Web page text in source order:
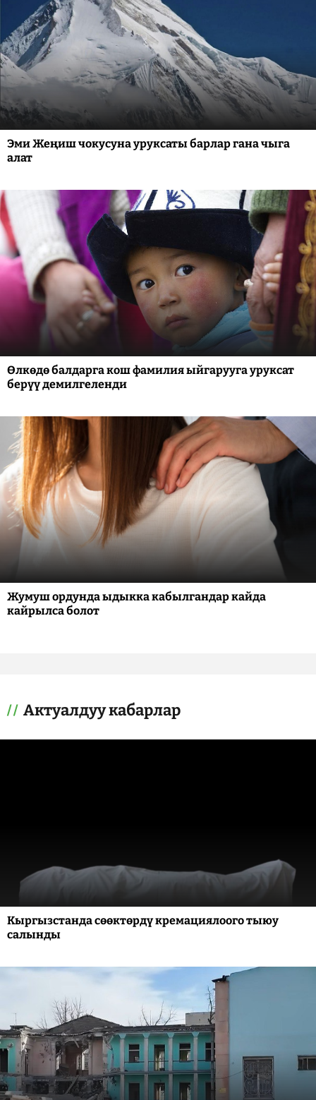
Эми Жеңиш чокусуна уруксаты барлар гана чыга
алат
Өлкөдө балдарга кош фамилия ыйгарууга уруксат
берүү демилгеленди
Жумуш ордунда ыдыкка кабылгандар кайда
кайрылса болот
Актуалдуу кабарлар
Кыргызстанда сөөктөрдү кремациялоого тыюу
салынды